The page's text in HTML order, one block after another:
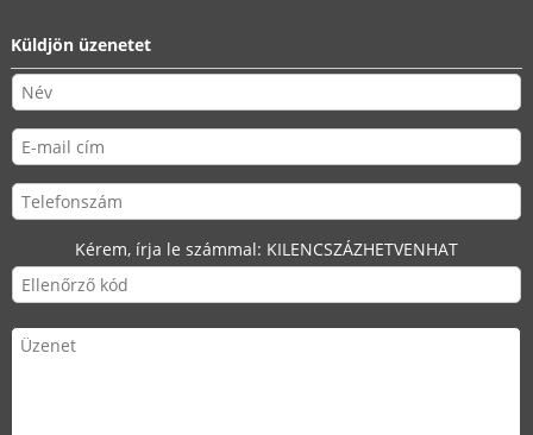
Küldjön üzenetet
Kérem, írja le számmal: KILENCSZÁZHETVENHAT